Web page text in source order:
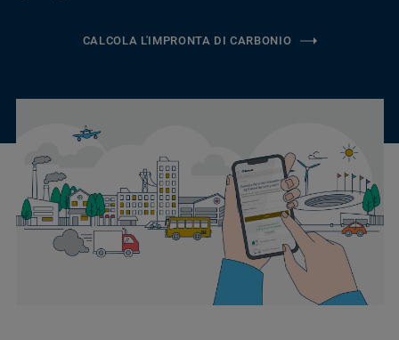
CALCOLA L'IMPRONTA DI CARBONIO